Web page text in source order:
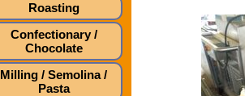
Roasting
Confectionary /
Chocolate
Milling / Semolina /
Pasta